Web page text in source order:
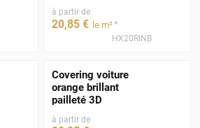
à partir de
20,85 € le m²*
HX20RINB
Covering voiture
orange brillant
pailleté 3D
à partir de